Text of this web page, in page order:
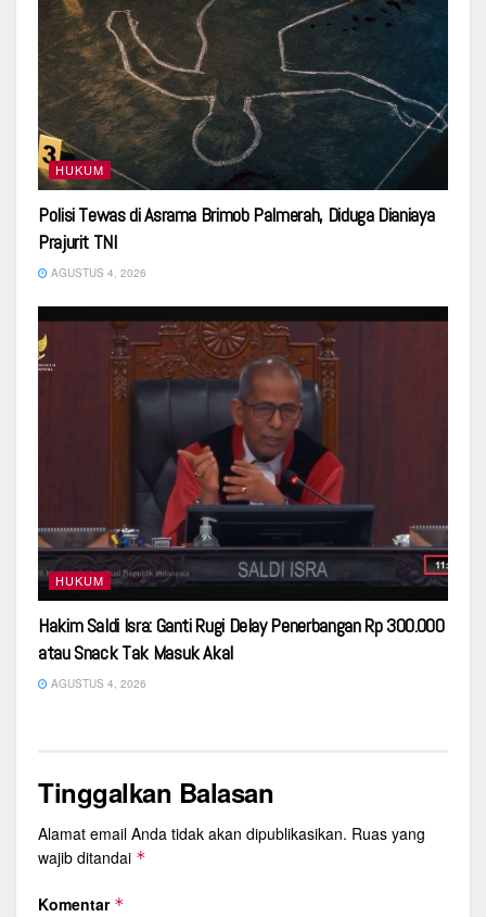
HUKUM
Polisi Tewas di Asrama Brimob Palmerah, Diduga Dianiaya
Prajurit TNI
AGUSTUS 4, 2026
HUKUM
Hakim Saldi Isra: Ganti Rugi Delay Penerbangan Rp 300.000
atau Snack Tak Masuk Akal
AGUSTUS 4, 2026
Tinggalkan Balasan
Alamat email Anda tidak akan dipublikasikan. Ruas yang
wajib ditandai *
Komentar *